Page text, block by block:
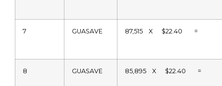
7 GUASAVE 87,515 X $22.40 =
8 GUASAVE 85,895 X $22.40 =